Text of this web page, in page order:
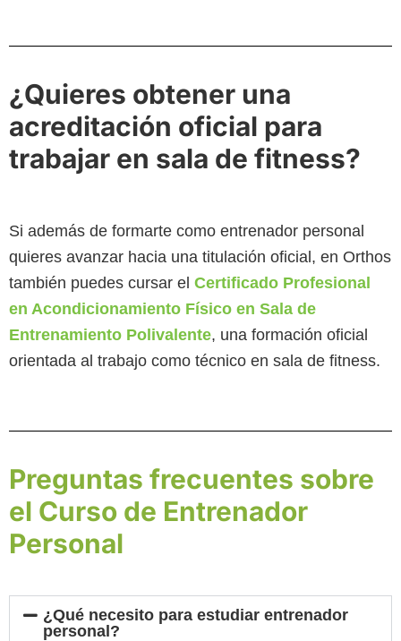
¿Quieres obtener una
acreditación oficial para
trabajar en sala de fitness?
Si además de formarte como entrenador personal
quieres avanzar hacia una titulación oficial, en Orthos
también puedes cursar el Certificado Profesional
en Acondicionamiento Físico en Sala de
Entrenamiento Polivalente, una formación oficial
orientada al trabajo como técnico en sala de fitness.
Preguntas frecuentes sobre
el Curso de Entrenador
Personal
¿Qué necesito para estudiar entrenador
personal?